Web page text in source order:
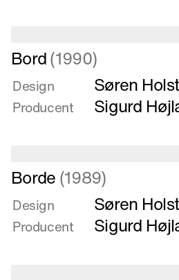
Læs
mere
om
Bord
Bord(1990)
Design Søren Holst
Producent Sigurd
Læs
mere
om
Borde
Borde(1989)
Design Søren Holst
Producent Sigurd